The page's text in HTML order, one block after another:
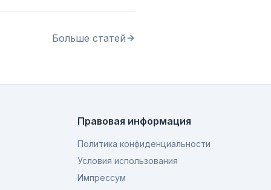
Больше статей
Правовая информация
Политика конфиденциальности
Условия использования
Импрессум